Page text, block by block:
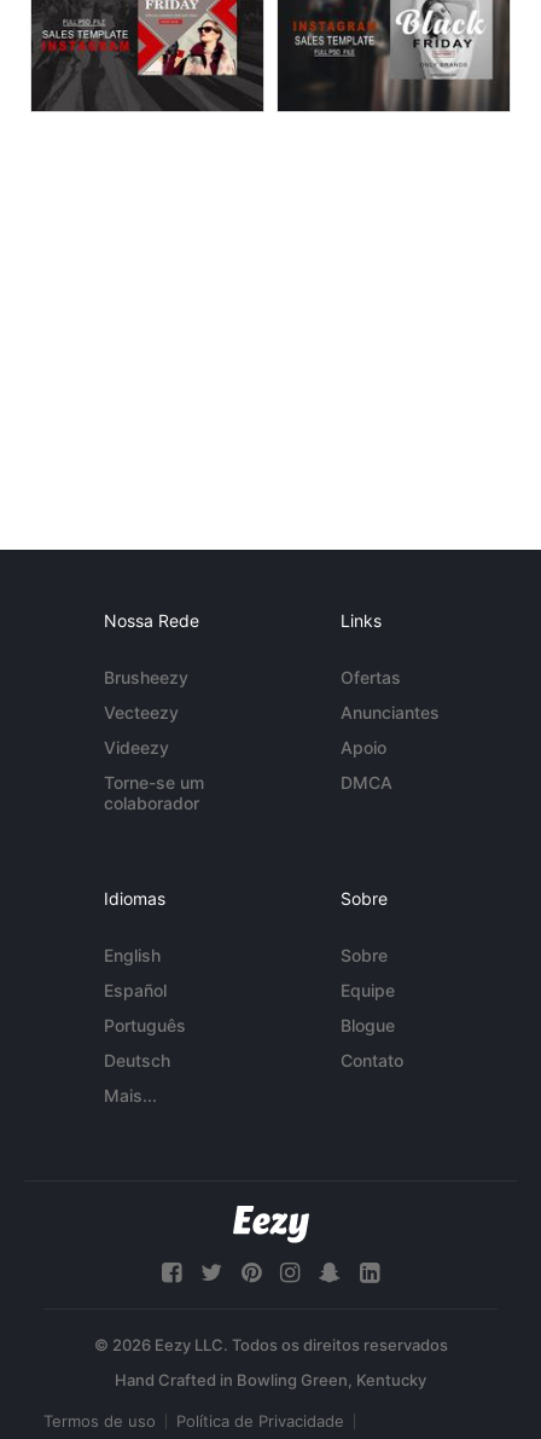
Nossa Rede
Brusheezy
Vecteezy
Videezy
Torne-se um
colaborador
Links
Ofertas
Anunciantes
Apoio
DMCA
Idiomas
English
Español
Português
Deutsch
Mais...
Sobre
Sobre
Equipe
Blogue
Contato
© 2026 Eezy LLC. Todos os direitos reservados
Termos de uso Política de Privacidade